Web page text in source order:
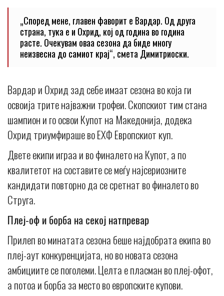
„Според мене, главен фаворит е Вардар. Од друга
страна, тука е и Охрид, кој од година во година
расте. Очекувам оваа сезона да биде многу
неизвесна до самиот крај“, смета Димитриоски.
Вардар и Охрид зад себе имаат сезона во која ги
освоија трите најважни трофеи. Скопскиот тим стана
шампион и го освои Купот на Македонија, додека
Охрид триумфираше во ЕХФ Европскиот куп.
Двете екипи играа и во финалето на Купот, а по
квалитетот на составите се меѓу најсериозните
кандидати повторно да се сретнат во финалето во
Струга.
Плеј-оф и борба на секој натпревар
Прилеп во минатата сезона беше најдобрата екипа во
плеј-аут конкуренцијата, но во новата сезона
амбициите се поголеми. Целта е пласман во плеј-офот,
а потоа и борба за место во европските купови.